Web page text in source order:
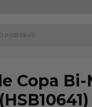
(HSB10641)
Copa